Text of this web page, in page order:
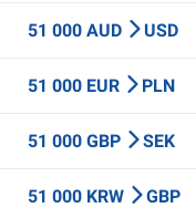
51 000 AUD USD
51 000 EUR PLN
51 000 GBP SEK
51 000 KRW GBP